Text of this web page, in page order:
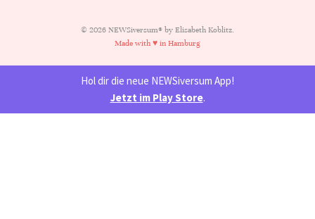
© 2026 NEWSiversum® by Elisabeth Koblitz.
Made with ♥ in Hamburg
Hol dir die neue NEWSiversum App!
Jetzt im Play Store.